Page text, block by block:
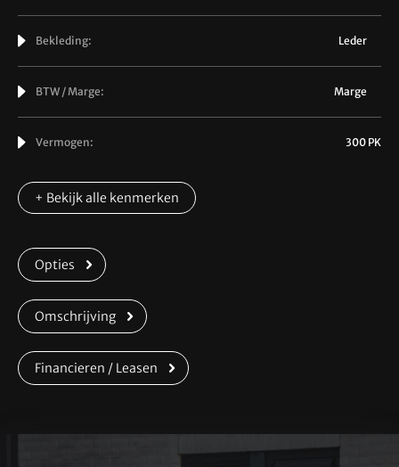
Bekleding: Leder
BTW / Marge: Marge
Vermogen: 300 PK
+ Bekijk alle kenmerken
Opties
Omschrijving
Financieren / Leasen